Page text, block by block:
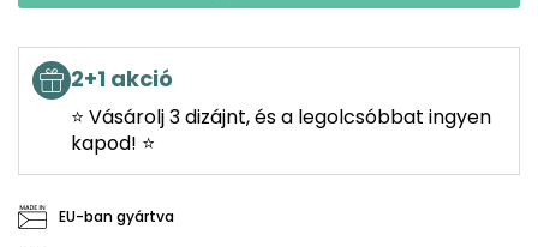
2+1 akció
⭐ Vásárolj 3 dizájnt, és a legolcsóbbat ingyen
kapod! ⭐
EU-ban gyártva